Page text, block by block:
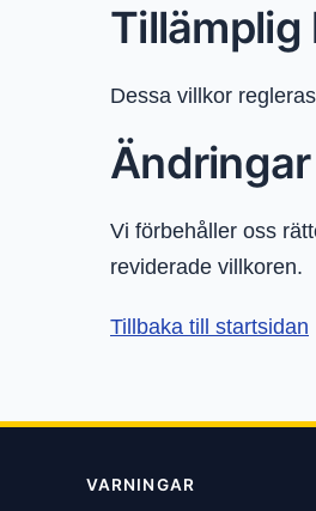
Tillämplig
Dessa villkor
Ändringar
Vi förbehåller oss
reviderade villkoren.
Tillbaka till startsidan
VARNINGAR